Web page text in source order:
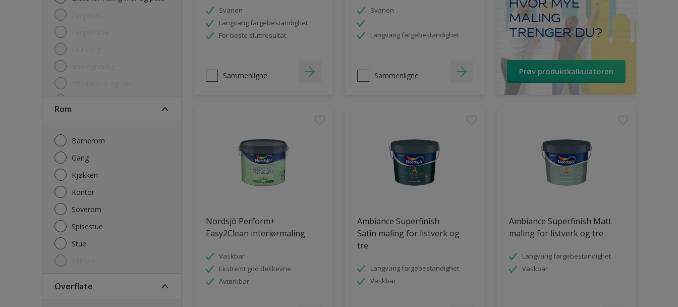
Rom
Barnerom
Gang
Kjøkken
Kontor
Soverom
Spisestue
Stue
Overflate
Svanen
Langvarig fargebestandighet
For beste sluttresultat
Sammenligne
Svanen
Langvarig fargebestandighet
Sammenligne
MALING
TRENGER DU?
Prøv produktkalkulatoren
Nordsjö Perform+
Easy2Clean interiørmaling
Vaskbar
Ekstremt god dekkevne
Avtørkbar
Ambiance Superfinish
Satin maling for listverk og
tre
Langvarig fargebestandighet
Vaskbar
Ambiance Superfinish Matt
maling for listverk og tre
Langvarig fargebestandighet
Vaskbar